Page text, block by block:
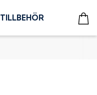
TILLBEHÖR